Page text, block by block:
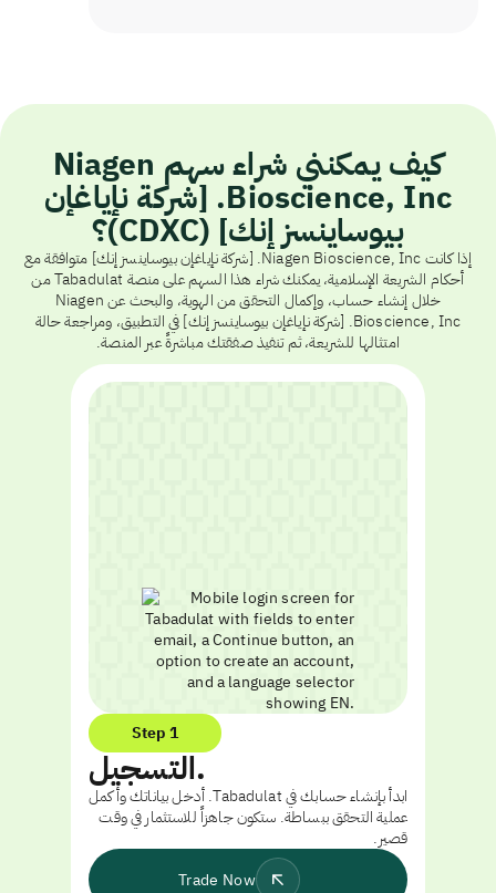
كيف يمكنني شراء سهم Niagen
Bioscience, Inc. [شركة نإياغإن
بيوساينسز إنك] (CDXC)؟
إذا كانت Niagen Bioscience, Inc. [شركة نإياغإن بيوساينسز إنك] متوافقة مع
أحكام الشريعة الإسلامية، يمكنك شراء هذا السهم على منصة Tabadulat من
خلال إنشاء حساب، وإكمال التحقق من الهوية، والبحث عن Niagen
Bioscience, Inc. [شركة نإياغإن بيوساينسز إنك] في التطبيق، ومراجعة حالة
امتثالها للشريعة، ثم تنفيذ صفقتك مباشرةً عبر المنصة.
Step 1
التسجيل.
ابدأ بإنشاء حسابك في Tabadulat. أدخل بياناتك وأكمل
عملية التحقق ببساطة. ستكون جاهزاً للاستثمار في وقت
قصير.
Trade Now